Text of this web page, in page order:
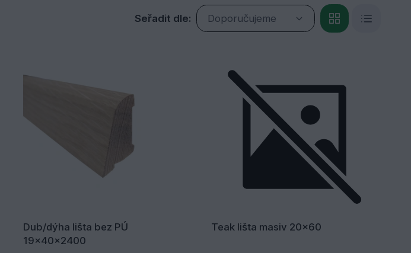
Seřadit dle: Doporučujeme
Dub/dýha lišta bez PÚ
19x40x2400
Teak lišta masiv 20x60